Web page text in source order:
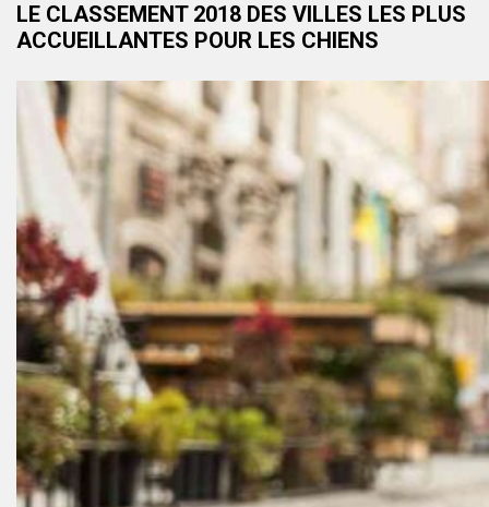
LE CLASSEMENT 2018 DES VILLES LES PLUS
ACCUEILLANTES POUR LES CHIENS